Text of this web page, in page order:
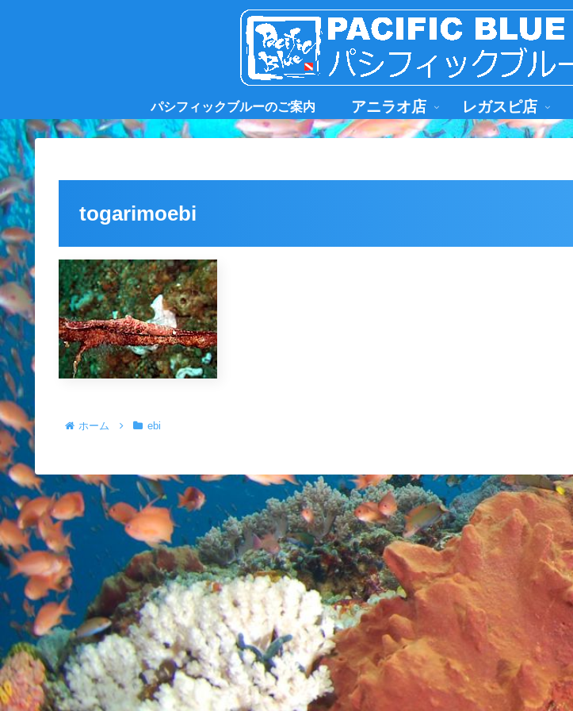
パシフィックブルーのご案内 アニラオ店 レガスピ店
togarimoebi
ホーム ebi